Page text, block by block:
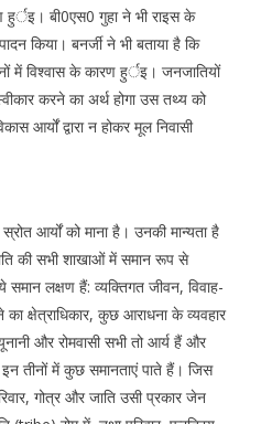
हुर्इ। बी0एस0 गुहा ने भी राइस के
किया। बनर्जी ने भी बताया है कि
में विश्वास के कारण हुर्इ। जनजातियों
करने का अर्थ होगा उस तथ्य को
आर्यों द्वारा न होकर मूल निवासी
आर्यों को माना है। उनकी मान्यता है
की सभी शाखाओं में समान रूप से
लक्षण हैं: व्यक्तिगत जीवन, विवाह-
क्षेत्राधिकार, कुछ आराधना के व्यवहार
और रोमवासी सभी तो आर्य हैं और
तीनों में कुछ समानताएं पाते हैं। जिस
गोत्र और जाति उसी प्रकार जेन